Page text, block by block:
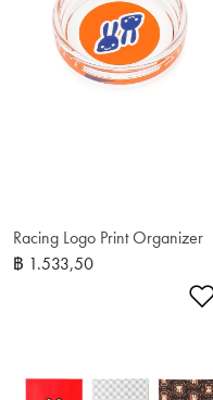
Racing Logo Print Organizer
฿ 1.533,50